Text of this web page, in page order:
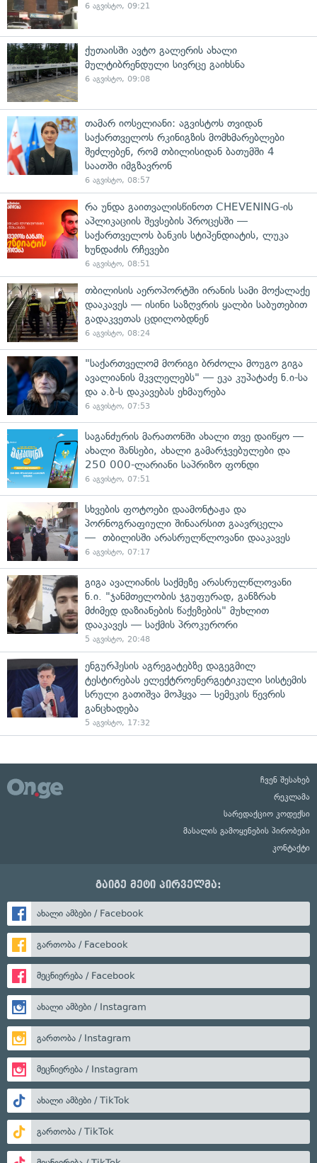
6 აგვისტო, 09:21
ქუთაისში ავტო გალერის ახალი
მულტიბრენდული სივრცე გაიხსნა
6 აგვისტო, 09:08
თამარ იოსელიანი: აგვისტოს თვიდან
საქართველოს რკინიგზის მომხმარებლები
შეძლებენ, რომ თბილისიდან ბათუმში 4
საათში იმგზავრონ
6 აგვისტო, 08:57
რა უნდა გაითვალისწინოთ CHEVENING-ის
აპლიკაციის შევსების პროცესში —
საქართველოს ბანკის სტიპენდიატის, ლუკა
ხუნდაძის რჩევები
6 აგვისტო, 08:51
თბილისის აეროპორტში ირანის სამი მოქალაქე
დააკავეს — ისინი საზღვრის ყალბი საბუთებით
გადაკვეთას ცდილობდნენ
6 აგვისტო, 08:24
"საქართველომ მორიგი ბრძოლა მოუგო გიგა
ავალიანის მკვლელებს" — ეკა კუპატაძე ნ.ი-სა
და ა.ბ-ს დაკავებას ეხმაურება
6 აგვისტო, 07:53
საგანძურის მარათონში ახალი თვე დაიწყო —
ახალი შანსები, ახალი გამარჯვებულები და
250 000-ლარიანი საპრიზო ფონდი
6 აგვისტო, 07:51
სხვების ფოტოები დაამონტაჟა და
პორნოგრაფიული შინაარსით გაავრცელა
— თბილისში არასრულწლოვანი დააკავეს
6 აგვისტო, 07:17
გიგა ავალიანის საქმეზე არასრულწლოვანი
ნ.ი. "ჯანმთელობის ჯგუფურად, განზრახ
მძიმედ დაზიანების წაქეზების" მუხლით
დააკავეს — საქმის პროკურორი
5 აგვისტო, 20:48
ენგურჰესის აგრეგატებზე დაგეგმილ
ტესტირებას ელექტროენერგეტიკული სისტემის
სრული გათიშვა მოჰყვა — სემეკის წევრის
განცხადება
5 აგვისტო, 17:32
ჩვენ შესახებ
რეკლამა
სარედაქციო კოდექსი
მასალის გამოყენების პირობები
კონტაქტი
გაიგე მეტი პირველმა:
ახალი ამბები / Facebook
გართობა / Facebook
მეცნიერება / Facebook
ახალი ამბები / Instagram
გართობა / Instagram
მეცნიერება / Instagram
ახალი ამბები / TikTok
გართობა / TikTok